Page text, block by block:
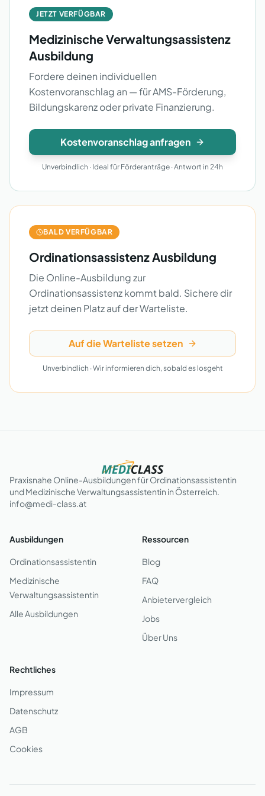
JETZT VERFÜGBAR
Medizinische Verwaltungsassistenz
Ausbildung
Fordere deinen individuellen
Kostenvoranschlag an — für AMS-Förderung,
Bildungskarenz oder private Finanzierung.
Kostenvoranschlag anfragen
Unverbindlich · Ideal für Förderanträge · Antwort in 24h
BALD VERFÜGBAR
Ordinationsassistenz Ausbildung
Die Online-Ausbildung zur
Ordinationsassistenz kommt bald. Sichere dir
jetzt deinen Platz auf der Warteliste.
Auf die Warteliste setzen
Unverbindlich · Wir informieren dich, sobald es losgeht
Praxisnahe Online-Ausbildungen für Ordinationsassistentin
und Medizinische Verwaltungsassistentin in Österreich.
info@medi-class.at
Ausbildungen
Ordinationsassistentin
Medizinische
Verwaltungsassistentin
Alle Ausbildungen
Ressourcen
Blog
FAQ
Anbietervergleich
Jobs
Über Uns
Rechtliches
Impressum
Datenschutz
AGB
Cookies